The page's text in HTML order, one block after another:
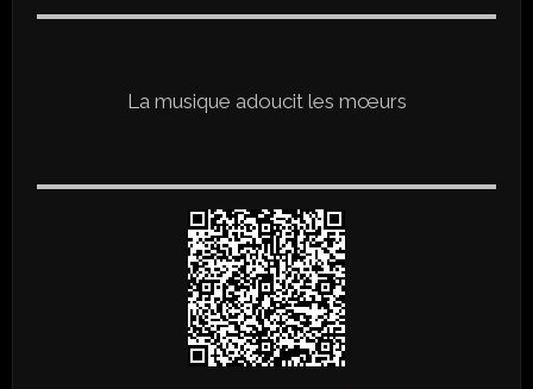
La musique adoucit les mœurs